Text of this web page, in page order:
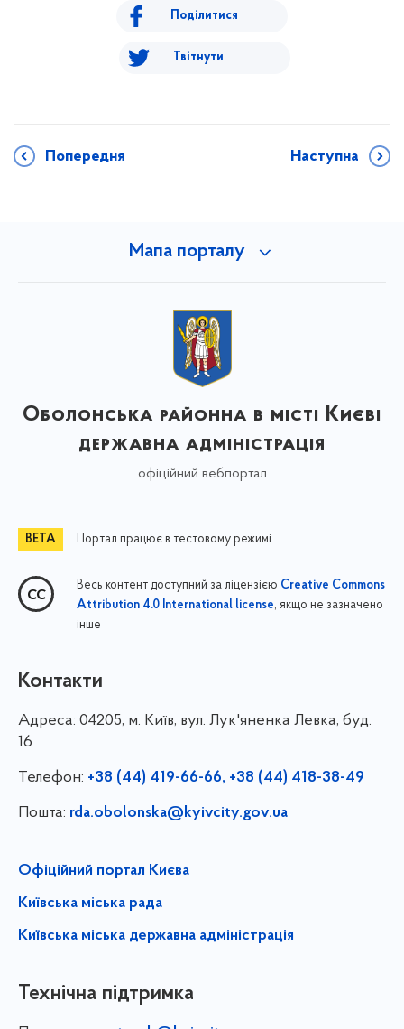
Поділитися
Твітнути
Попередня Наступна
Мапа порталу
Оболонська районна в місті Києві
державна адміністрація
офіційний вебпортал
Портал працює в тестовому режимі
Весь контент доступний за ліцензією Creative Commons
Attribution 4.0 International license, якщо не зазначено
інше
Контакти
Адреса: 04205, м. Київ, вул. Лук'яненка Левка, буд.
16
Телефон: +38 (44) 419-66-66, +38 (44) 418-38-49
Пошта: rda.obolonska@kyivcity.gov.ua
Офіційний портал Києва
Київська міська рада
Київська міська державна адміністрація
Технічна підтримка